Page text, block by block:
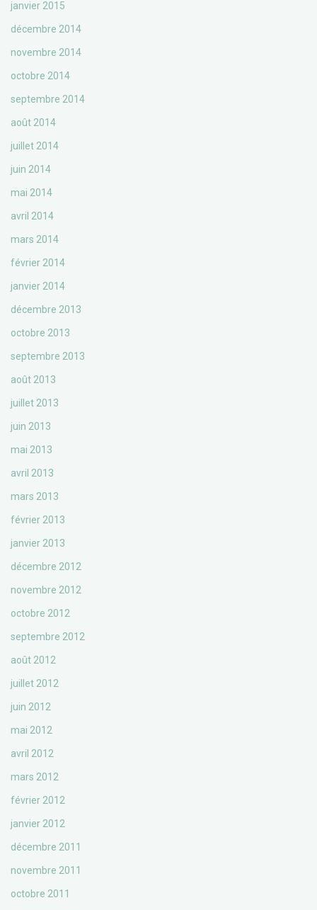
janvier 2015
décembre 2014
novembre 2014
octobre 2014
septembre 2014
août 2014
juillet 2014
juin 2014
mai 2014
avril 2014
mars 2014
février 2014
janvier 2014
décembre 2013
octobre 2013
septembre 2013
août 2013
juillet 2013
juin 2013
mai 2013
avril 2013
mars 2013
février 2013
janvier 2013
décembre 2012
novembre 2012
octobre 2012
septembre 2012
août 2012
juillet 2012
juin 2012
mai 2012
avril 2012
mars 2012
février 2012
janvier 2012
décembre 2011
novembre 2011
octobre 2011